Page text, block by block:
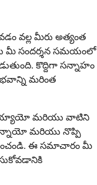
వల్ల మీరు అత్యంత
మీ సందర్శన సమయంలో
కొద్దిగా సన్నాహం
మరింత
మరియు వాటిని
ఉన్నాయో మరియు నొప్పి
ఈ సమాచారం మీ